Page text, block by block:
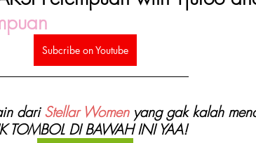
Subcribe on Youtube
dari Stellar Women yang gak kalah
TOMBOL DI BAWAH INI YAA!